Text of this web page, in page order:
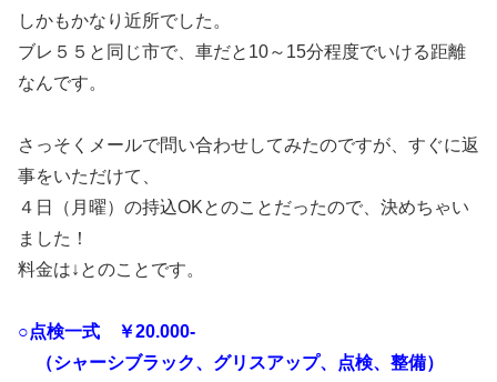
しかもかなり近所でした。
ブレ５５と同じ市で、車だと10～15分程度でいける距離
なんです。
さっそくメールで問い合わせしてみたのですが、すぐに返
事をいただけて、
４日（月曜）の持込OKとのことだったので、決めちゃい
ました！
料金は↓とのことです。
○点検一式 ￥20.000-
（シャーシブラック、グリスアップ、点検、整備）